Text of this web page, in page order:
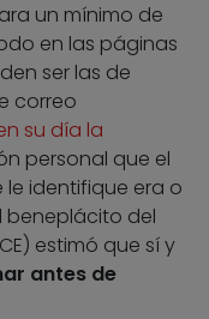
un mínimo de
en las páginas
ser las de
correo
su día la
personal que el
identifique era o
beneplácito del
estimó que sí y
antes de